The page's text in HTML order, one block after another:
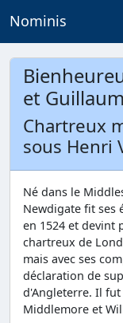
Nominis
et
Chartreux
sous Henri
Né dans le
Newdigate fit ses
en 1524 et devint
chartreux de
mais avec ses
déclaration de
d'Angleterre. Il fut
Middlemore et